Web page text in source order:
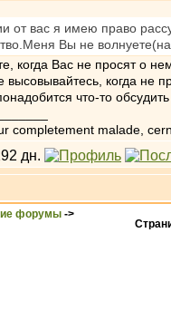
от вас я имею право
Вы не
когда Вас не просят о
высовывайтесь, когда не
что-то
completement malade,
форумы ->